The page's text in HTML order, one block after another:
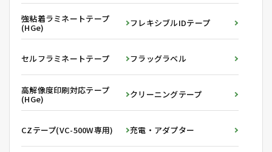
強粘着ラミネートテープ
(HGe) フレキシブルIDテープ
セルフラミネートテープ フラッグラベル
高解像度印刷対応テープ
(HGe) クリーニングテープ
CZテープ(VC-500W専用) 充電・アダプター